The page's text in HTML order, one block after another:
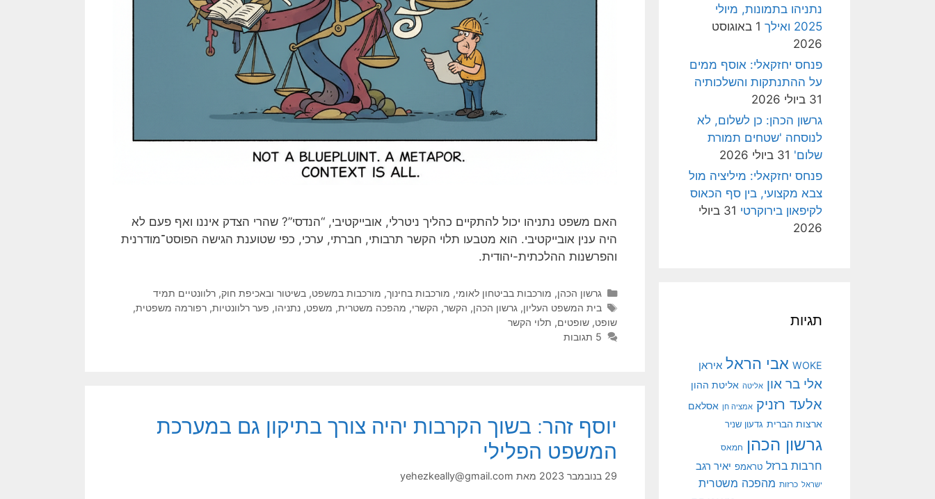
האם משפט נתניהו יכול להתקיים כהליך ניטרלי, אובייקטיבי, “הנדסי”? שהרי הצדק איננו ואף פעם לא
היה ענין אובייקטיבי. הוא מטבעו תלוי הקשר תרבותי, חברתי, ערכי, כפי שטוענת הגישה הפוסט־מודרנית
והפרשנות ההלכתית-יהודית.
קטגוריות
גרשון הכהן, מורכבות בביטחון לאומי, מורכבות בחינוך, מורכבות במשפט, בשיטור ובאכיפת חוק, רלוונטיים תמיד
תגיות
בית המשפט העליון, גרשון הכהן, הקשר, הקשרי, מהפכה משטרית, משפט, נתניהו, פער רלוונטיות, רפורמה משפטית,
שופט, שופטים, תלוי הקשר
5 תגובות
יוסף זהר: בשוך הקרבות יהיה צורך בתיקון גם במערכת
המשפט הפלילי
29 בנובמבר 2023 מאת yehezkeally@gmail.com
נתניהו בתמונות, מיולי
2025 ואילך
1 באוגוסט
2026
פנחס יחזקאלי: אוסף ממים
על ההתנתקות והשלכותיה
31 ביולי 2026
גרשון הכהן: כן לשלום, לא
לנוסחה 'שטחים תמורת
שלום' 31 ביולי 2026
פנחס יחזקאלי: מיליציה מול
צבא מקצועי, בין סף הכאוס
לקיפאון בירוקרטי
31 ביולי
2026
תגיות
WOKE אבי הראל איראן
אלי בר און אליטה אליטת ההון
אלעד רזניק אמציה חן אסלאם
ארצות הברית גדעון שניר
גרשון הכהן חמאס
חרבות ברזל טראמפ יאיר רגב
ישראל כרזות מהפכה משטרית